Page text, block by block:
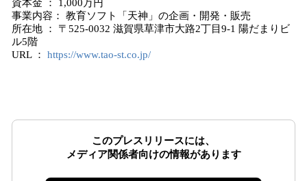
資本金 ： 1,000万円
事業内容： 教育ソフト「天神」の企画・開発・販売
所在地 ： 〒525-0032 滋賀県草津市大路2丁目9-1 陽だまりビ
ル5階
URL ： https://www.tao-st.co.jp/
このプレスリリースには、
メディア関係者向けの情報があります